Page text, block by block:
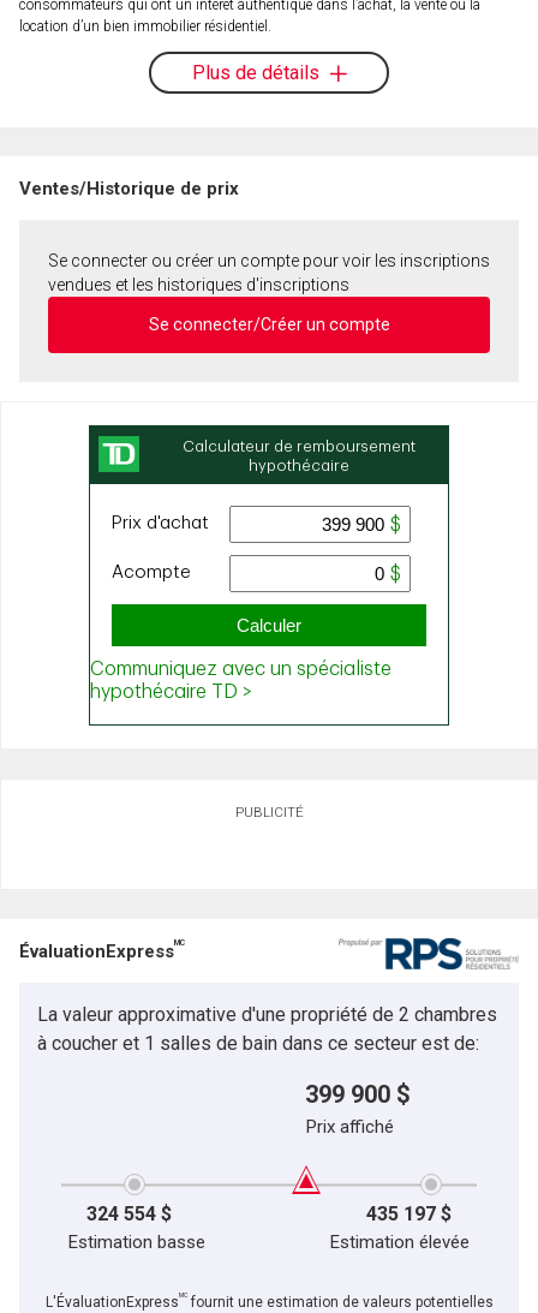
consommateurs qui ont un intérêt authentique dans l’achat, la vente ou la
location d’un bien immobilier résidentiel.
Plus de détails
Ventes/Historique de prix
Se connecter ou créer un compte pour voir les inscriptions
vendues et les historiques d'inscriptions
Se connecter/Créer un compte
PUBLICITÉ
ÉvaluationExpressMC
La valeur approximative d'une propriété de 2 chambres
à coucher et 1 salles de bain dans ce secteur est de:
399 900 $
Prix affiché
324 554 $ 435 197 $
Estimation basse Estimation élevée
L'ÉvaluationExpressMCfournit une estimation de valeurs potentielles